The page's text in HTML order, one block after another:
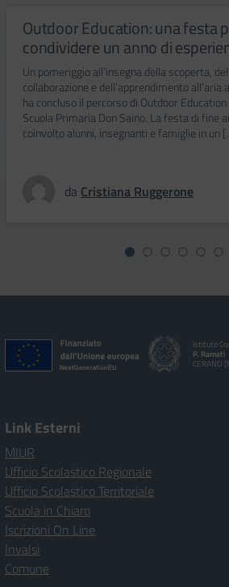
Outdoor Education: una festa
condividere un anno di
Un pomeriggio all’insegna della scoperta,
collaborazione e dell’apprendimento all’aria
ha concluso il percorso di Outdoor
Scuola Primaria Don Saino. La festa di fine
coinvolto alunni, insegnanti e famiglie in un
da Cristiana Ruggerone
Istituto
P. Ramati
CERANO
Link Esterni
MIUR
Ufficio Scolastico Regionale
Ufficio Scolastico Territoriale
Scuola in Chiaro
Iscrizioni On Line
Invalsi
Comune